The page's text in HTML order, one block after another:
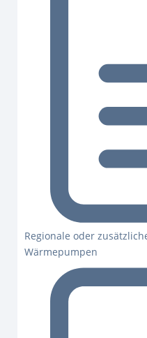
Regionale oder
Wärmepumpen